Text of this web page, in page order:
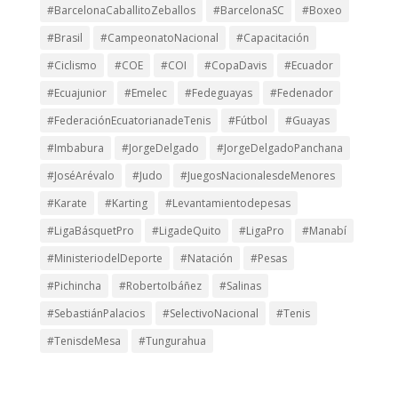
#BarcelonaCaballitoZeballos
#BarcelonaSC
#Boxeo
#Brasil
#CampeonatoNacional
#Capacitación
#Ciclismo
#COE #COI #CopaDavis
#Ecuador
#Ecuajunior
#Emelec #Fedeguayas
#Fedenador
#FederaciónEcuatorianadeTenis
#Fútbol
#Guayas
#Imbabura
#JorgeDelgado
#JorgeDelgadoPanchana
#JoséArévalo
#Judo
#JuegosNacionalesdeMenores
#Karate
#Karting
#Levantamientodepesas
#LigaBásquetPro
#LigadeQuito #LigaPro
#Manabí
#MinisteriodelDeporte
#Natación
#Pesas
#Pichincha
#RobertoIbáñez
#Salinas
#SebastiánPalacios
#SelectivoNacional
#Tenis
#TenisdeMesa
#Tungurahua